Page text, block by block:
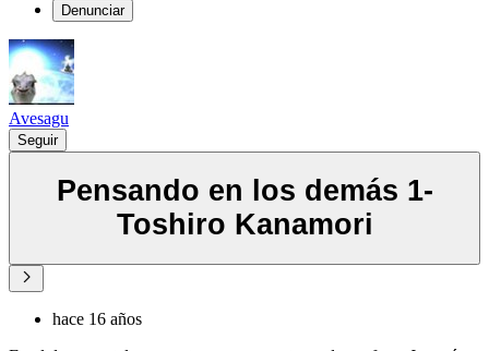
Denunciar
Avesagu
Seguir
Pensando en los demás 1-
Toshiro Kanamori
hace 16 años